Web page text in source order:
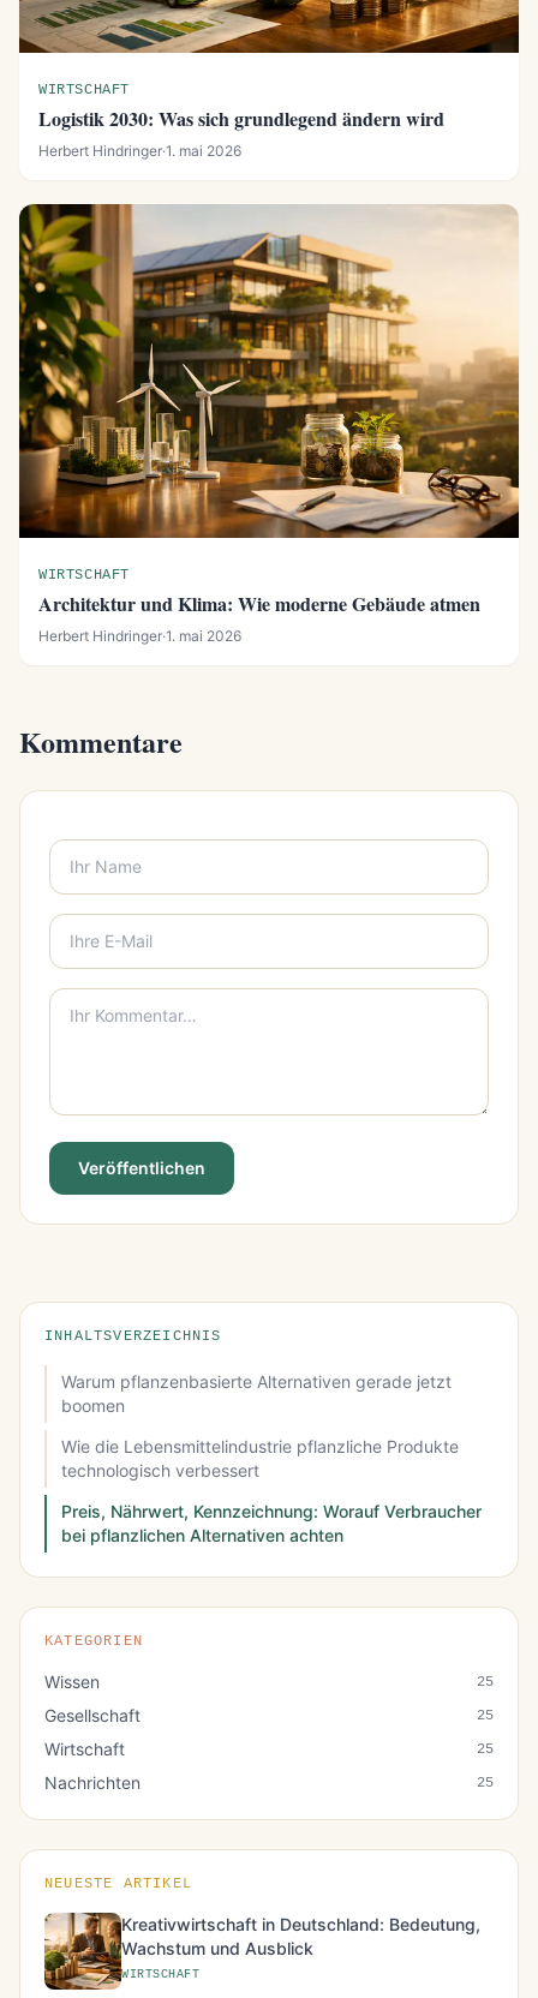
WIRTSCHAFT
Logistik 2030: Was sich grundlegend ändern wird
Herbert Hindringer·1. mai 2026
WIRTSCHAFT
Architektur und Klima: Wie moderne Gebäude atmen
Herbert Hindringer·1. mai 2026
Kommentare
Veröffentlichen
INHALTSVERZEICHNIS
Warum pflanzenbasierte Alternativen gerade jetzt
boomen
Wie die Lebensmittelindustrie pflanzliche Produkte
technologisch verbessert
Preis, Nährwert, Kennzeichnung: Worauf Verbraucher
bei pflanzlichen Alternativen achten
KATEGORIEN
Wissen 25
Gesellschaft 25
Wirtschaft 25
Nachrichten 25
NEUESTE ARTIKEL
Kreativwirtschaft in Deutschland: Bedeutung,
Wachstum und Ausblick
WIRTSCHAFT